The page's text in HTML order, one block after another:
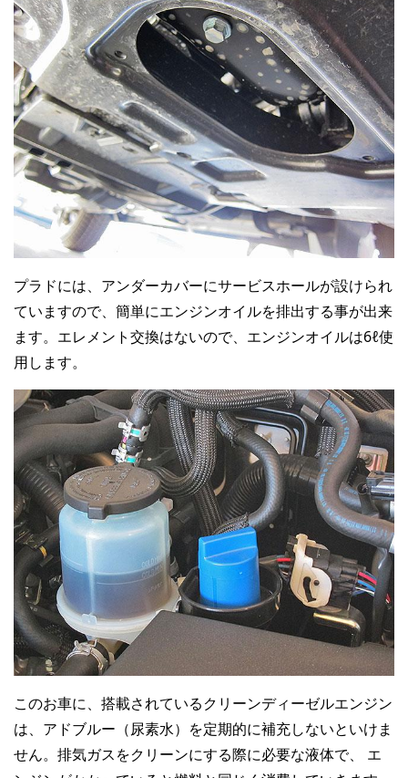
プラドには、アンダーカバーにサービスホールが設けられ
ていますので、簡単にエンジンオイルを排出する事が出来
ます。エレメント交換はないので、エンジンオイルは6ℓ使
用します。
このお車に、搭載されているクリーンディーゼルエンジン
は、アドブルー（尿素水）を定期的に補充しないといけま
せん。排気ガスをクリーンにする際に必要な液体で、 エ